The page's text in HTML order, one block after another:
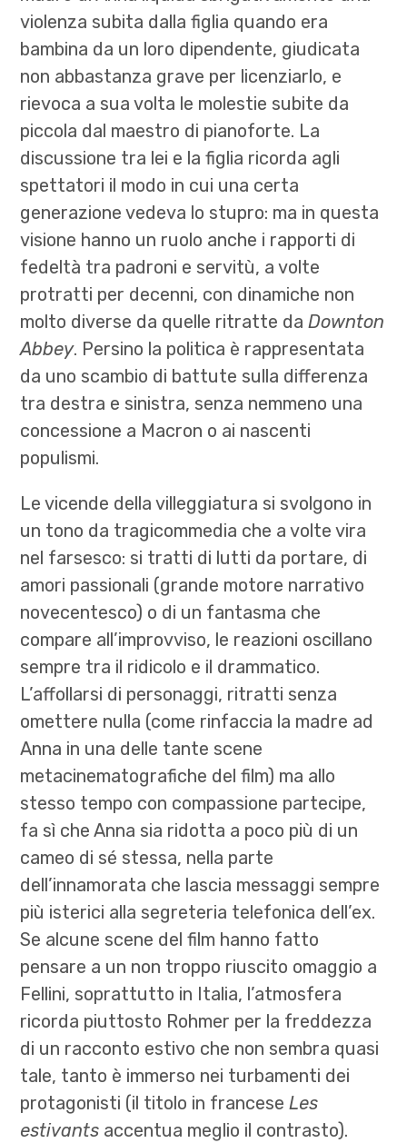
violenza subita dalla figlia quando era
bambina da un loro dipendente, giudicata
non abbastanza grave per licenziarlo, e
rievoca a sua volta le molestie subite da
piccola dal maestro di pianoforte. La
discussione tra lei e la figlia ricorda agli
spettatori il modo in cui una certa
generazione vedeva lo stupro: ma in questa
visione hanno un ruolo anche i rapporti di
fedeltà tra padroni e servitù, a volte
protratti per decenni, con dinamiche non
molto diverse da quelle ritratte daDownton
Abbey. Persino la politica è rappresentata
da uno scambio di battute sulla differenza
tra destra e sinistra, senza nemmeno una
concessione a Macron o ai nascenti
populismi.
Le vicende della villeggiatura si svolgono in
un tono da tragicommedia che a volte vira
nel farsesco: si tratti di lutti da portare, di
amori passionali (grande motore narrativo
novecentesco) o di un fantasma che
compare all’improvviso, le reazioni oscillano
sempre tra il ridicolo e il drammatico.
L’affollarsi di personaggi, ritratti senza
omettere nulla (come rinfaccia la madre ad
Anna in una delle tante scene
metacinematografiche del film) ma allo
stesso tempo con compassione partecipe,
fa sì che Anna sia ridotta a poco più di un
cameo di sé stessa, nella parte
dell’innamorata che lascia messaggi sempre
più isterici alla segreteria telefonica dell’ex.
Se alcune scene del film hanno fatto
pensare a un non troppo riuscito omaggio a
Fellini, soprattutto in Italia, l’atmosfera
ricorda piuttosto Rohmer per la freddezza
di un racconto estivo che non sembra quasi
tale, tanto è immerso nei turbamenti dei
protagonisti (il titolo in franceseLes
estivants accentua meglio il contrasto).